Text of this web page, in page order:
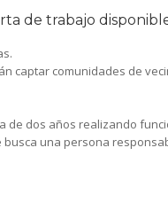
de trabajo
captar comunidades de
de dos años realizando
una persona